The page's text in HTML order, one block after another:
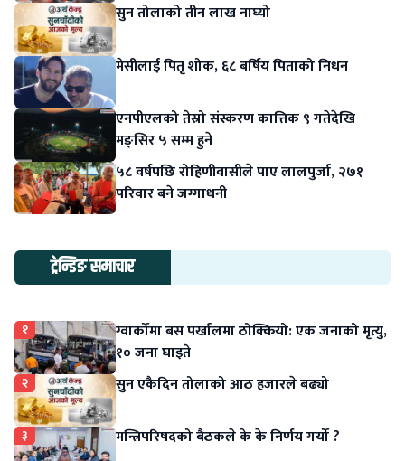
सुन तोलाको तीन लाख नाघ्यो
मेसीलाई पितृ शोक, ६८ बर्षिय पिताको निधन
एनपीएलको तेस्रो संस्करण कात्तिक ९ गतेदेखि
मङ्सिर ५ सम्म हुने
५८ वर्षपछि रोहिणीवासीले पाए लालपुर्जा, २७१
परिवार बने जग्गाधनी
ट्रेन्डिङ समाचार
१
ग्वार्कोमा बस पर्खालमा ठोक्कियो: एक जनाको मृत्यु,
१० जना घाइते
२ सुन एकैदिन तोलाको आठ हजारले बढ्यो
३ मन्त्रिपरिषदको बैठकले के के निर्णय गर्यो ?